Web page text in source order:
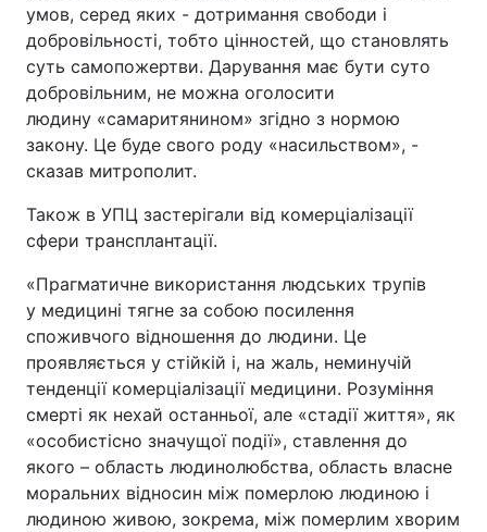
умов, серед яких - дотримання свободи і
добровільності, тобто цінностей, що становлять
суть самопожертви. Дарування має бути суто
добровільним, не можна оголосити
людину «самаритянином» згідно з нормою
закону. Це буде свого роду «насильством», -
сказав митрополит.
Також в УПЦ застерігали від комерціалізації
сфери трансплантації.
«Прагматичне використання людських трупів
у медицині тягне за собою посилення
споживчого відношення до людини. Це
проявляється у стійкій і, на жаль, неминучій
тенденції комерціалізації медицини. Розуміння
смерті як нехай останньої, але «стадії життя», як
«особистісно значущої події», ставлення до
якого – область людинолюбства, область власне
моральних відносин між померлою людиною і
людиною живою, зокрема, між померлим хворим